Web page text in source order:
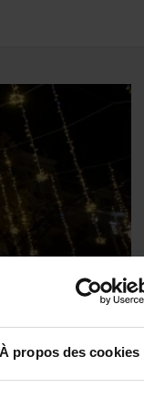
À propos des cookies